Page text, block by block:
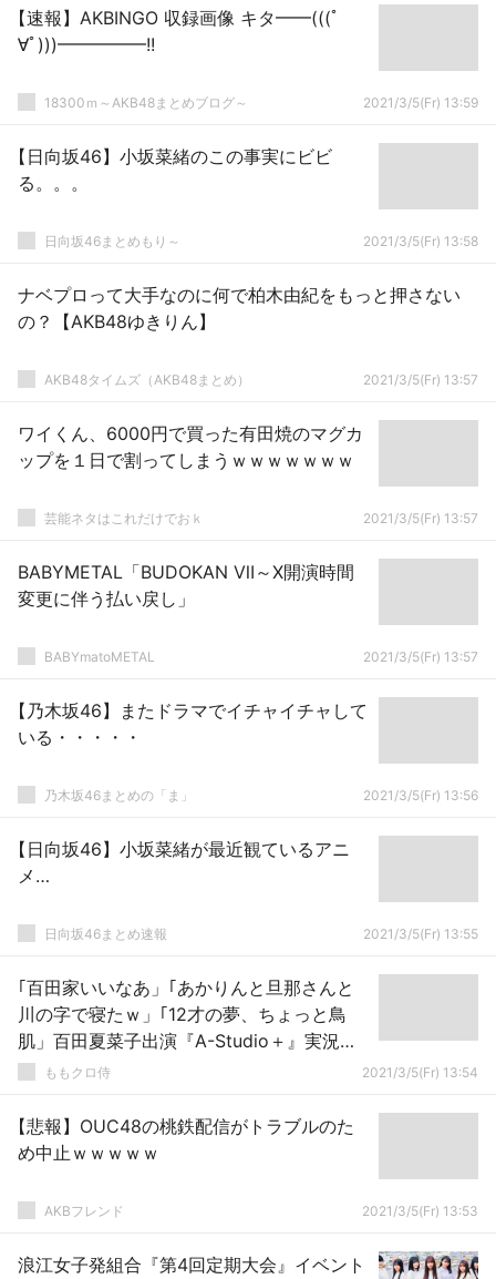
【速報】AKBINGO 収録画像 キタ━━(((ﾟ
∀ﾟ)))━━━━━!!
18300ｍ～AKB48まとめブログ～ 2021/3/5(Fr) 13:59
【日向坂46】小坂菜緒のこの事実にビビ
る。。。
日向坂46まとめもり～ 2021/3/5(Fr) 13:58
ナベプロって大手なのに何で柏木由紀をもっと押さない
の？【AKB48ゆきりん】
AKB48タイムズ（AKB48まとめ） 2021/3/5(Fr) 13:57
ワイくん、6000円で買った有田焼のマグカ
ップを１日で割ってしまうｗｗｗｗｗｗｗ
芸能ネタはこれだけでおｋ 2021/3/5(Fr) 13:57
BABYMETAL「BUDOKAN Ⅶ～X開演時間
変更に伴う払い戻し」
BABYmatoMETAL 2021/3/5(Fr) 13:57
【乃木坂46】またドラマでイチャイチャして
いる・・・・・
乃木坂46まとめの「ま」 2021/3/5(Fr) 13:56
【日向坂46】小坂菜緒が最近観ているアニ
メ…
日向坂46まとめ速報 2021/3/5(Fr) 13:55
｢百田家いいなあ」｢あかりんと旦那さんと
川の字で寝たｗ」｢12才の夢、ちょっと鳥
肌」百田夏菜子出演『A-Studio＋』実況ま
とめ！ももクロ侍 2021/3/5(Fr) 13:54
【悲報】OUC48の桃鉄配信がトラブルのた
め中止ｗｗｗｗｗ
AKBフレンド 2021/3/5(Fr) 13:53
浪江女子発組合『第4回定期大会』イベント